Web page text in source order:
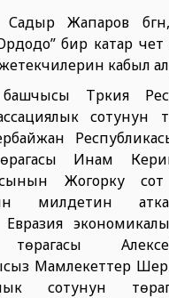
Жапаров
бир катар чет
кабыл
Түркия
сотунун
Инам
Жогорку
милдетин
Евразия
төрагасы
Мамлекеттер
сотунун